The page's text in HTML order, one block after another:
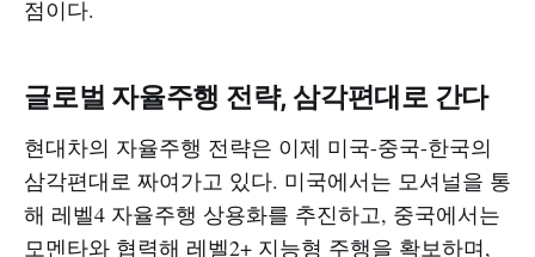
점이다.​
글로벌 자율주행 전략, 삼각편대로 간다
현대차의 자율주행 전략은 이제 미국-중국-한국의
삼각편대로 짜여가고 있다. 미국에서는 모셔널을 통
해 레벨4 자율주행 상용화를 추진하고, 중국에서는
모멘타와 협력해 레벨2+ 지능형 주행을 확보하며,